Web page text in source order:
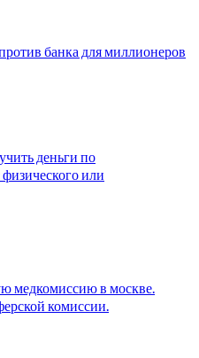
банка для миллионеров
деньги по
или
медкомиссию в москве.
комиссии.